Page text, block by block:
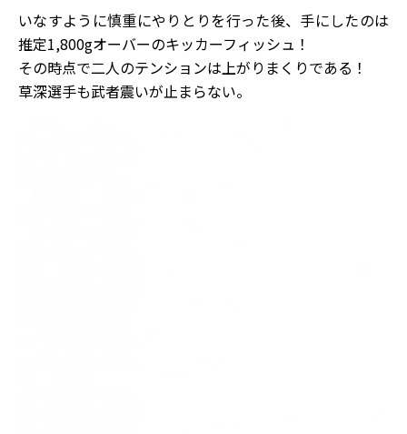
いなすように慎重にやりとりを行った後、手にしたのは
推定1,800gオーバーのキッカーフィッシュ！
その時点で二人のテンションは上がりまくりである！
草深選手も武者震いが止まらない。